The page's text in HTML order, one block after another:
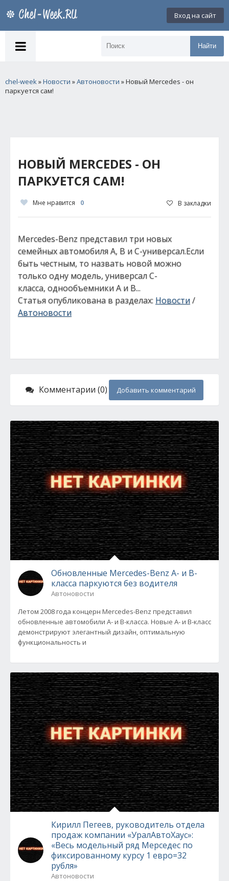
Вход на сайт
Найти
chel-week»Новости »Автоновости » Новый Mercedes - он
паркуется сам!
НОВЫЙ MERCEDES - ОН
ПАРКУЕТСЯ САМ!
Мне нравится 0 В закладки
Mercedes-Benz представил три новых
семейных автомобиля A, B и С-универсал.Если
быть честным, то назвать новой можно
только одну модель, универсал C-
класса, однообъемники A и B...
Статья опубликована в разделах: Новости/
Автоновости
Комментарии (0) Добавить комментарий
Обновленные Mercedes-Benz А- и В-
класса паркуются без водителя
Автоновости
Летом 2008 года концерн Mercedes-Benz представил
обновленные автомобили А- и B-класса. Новые А- и В-класс
демонстрируют элегантный дизайн, оптимальную
функциональность и
Кирилл Пегеев, руководитель отдела
продаж компании «УралАвтоХаус»:
«Весь модельный ряд Мерседес по
фиксированному курсу 1 евро=32
рубля»
Автоновости